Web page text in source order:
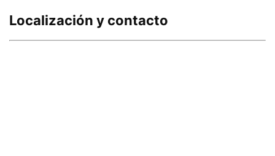
Localización y contacto